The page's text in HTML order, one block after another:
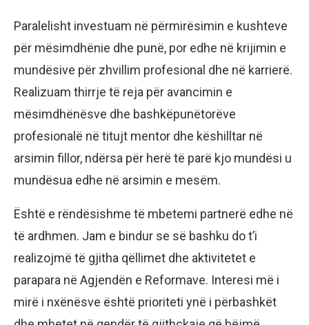
Paralelisht investuam në përmirësimin e kushteve
për mësimdhënie dhe punë, por edhe në krijimin e
mundësive për zhvillim profesional dhe në karrierë.
Realizuam thirrje të reja për avancimin e
mësimdhënësve dhe bashkëpunëtorëve
profesionalë në titujt mentor dhe këshilltar në
arsimin fillor, ndërsa për herë të parë kjo mundësi u
mundësua edhe në arsimin e mesëm.
Është e rëndësishme të mbetemi partnerë edhe në
të ardhmen. Jam e bindur se së bashku do t’i
realizojmë të gjitha qëllimet dhe aktivitetet e
parapara në Agjendën e Reformave. Interesi më i
mirë i nxënësve është prioriteti ynë i përbashkët